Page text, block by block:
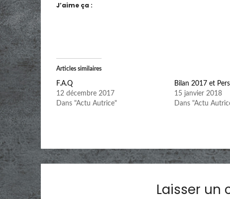
J’aime ça :
Articles similaires
F.A.Q
12 décembre 2017
Dans "Actu Autrice"
Bilan 2017 et
15 janvier 2018
Dans "Actu
Laisser un